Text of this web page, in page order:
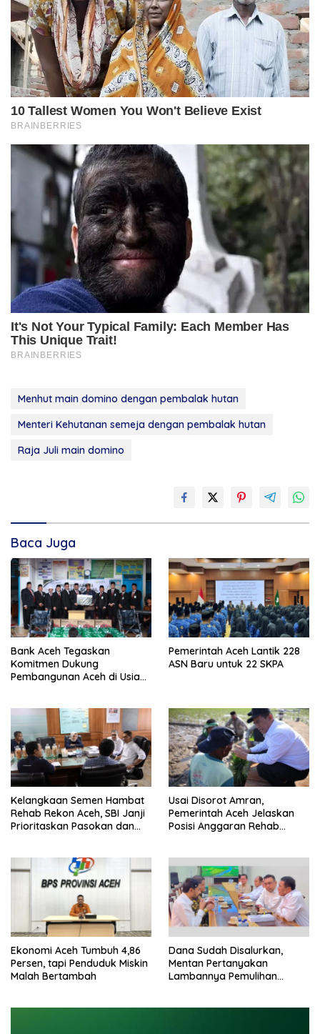
Menhut main domino dengan pembalak hutan
Menteri Kehutanan semeja dengan pembalak hutan
Raja Juli main domino
Baca Juga
Bank Aceh Tegaskan
Komitmen Dukung
Pembangunan Aceh di Usia
Pemerintah Aceh Lantik 228
ASN Baru untuk 22 SKPA
Kelangkaan Semen Hambat
Rehab Rekon Aceh, SBI Janji
Prioritaskan Pasokan dan
Usai Disorot Amran,
Pemerintah Aceh Jelaskan
Posisi Anggaran Rehab
Ekonomi Aceh Tumbuh 4,86
Persen, tapi Penduduk Miskin
Malah Bertambah
Dana Sudah Disalurkan,
Mentan Pertanyakan
Lambannya Pemulihan